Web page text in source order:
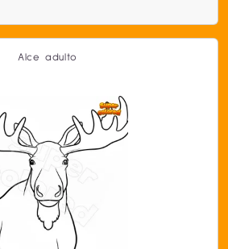
Alce adulto